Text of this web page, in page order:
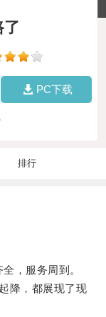
PC下载
排行
，服务周到。
降，都展现了现